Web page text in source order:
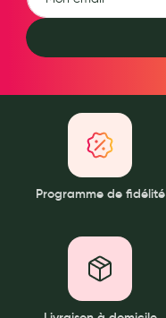
Médication familiale
Orthopédie
My Privilege
Les promotions
Programme de fidélité